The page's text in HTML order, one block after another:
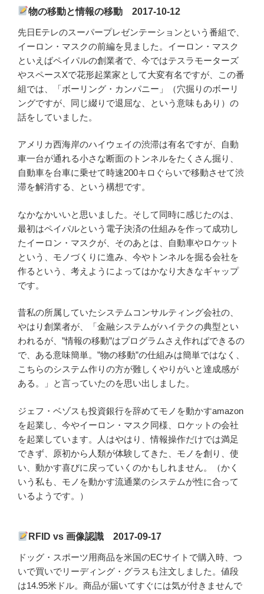
物の移動と情報の移動 2017-10-12
先日Eテレのスーパープレゼンテーションという番組で、
イーロン・マスクの前編を見ました。イーロン・マスク
といえばペイパルの創業者で、今ではテスラモーターズ
やスペースXで花形起業家として大変有名ですが、この番
組では、「ボーリング・カンパニー」（穴掘りのボーリ
ングですが、同じ綴りで退屈な、という意味もあり）の
話をしていました。
アメリカ西海岸のハイウェイの渋滞は有名ですが、自動
車一台が通れる小さな断面のトンネルをたくさん掘り、
自動車を台車に乗せて時速200キロぐらいで移動させて渋
滞を解消する、という構想です。
なかなかいいと思いました。そして同時に感じたのは、
最初はペイパルという電子決済の仕組みを作って成功し
たイーロン・マスクが、そのあとは、自動車やロケット
という、モノづくりに進み、今やトンネルを掘る会社を
作るという、考えようによってはかなり大きなギャップ
です。
昔私の所属していたシステムコンサルティング会社の、
やはり創業者が、「金融システムがハイテクの典型とい
われるが、”情報の移動”はプログラムさえ作ればできるの
で、ある意味簡単。”物の移動”の仕組みは簡単ではなく、
こちらのシステム作りの方が難しくやりがいと達成感が
ある。」と言っていたのを思い出しました。
ジェフ・ベゾスも投資銀行を辞めてモノを動かすamazon
を起業し、今やイーロン・マスク同様、ロケットの会社
を起業しています。人はやはり、情報操作だけでは満足
できず、原初から人類が体験してきた、モノを創り、使
い、動かす喜びに戻っていくのかもしれません。（かく
いう私も、モノを動かす流通業のシステムが性に合って
いるようです。）
RFID vs 画像認識 2017-09-17
ドッグ・スポーツ用商品を米国のECサイトで購入時、つ
いで買いでリーディング・グラスも注文しました。値段
は14.95米ドル。商品が届いてすぐには気が付きませんで